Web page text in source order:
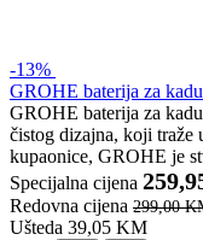
-13%
GROHE baterija za
GROHE baterija za
čistog dizajna, koji traže
kupaonice, GROHE je
Specijalna cijena
Redovna cijena 299,00
Ušteda 39,05 KM